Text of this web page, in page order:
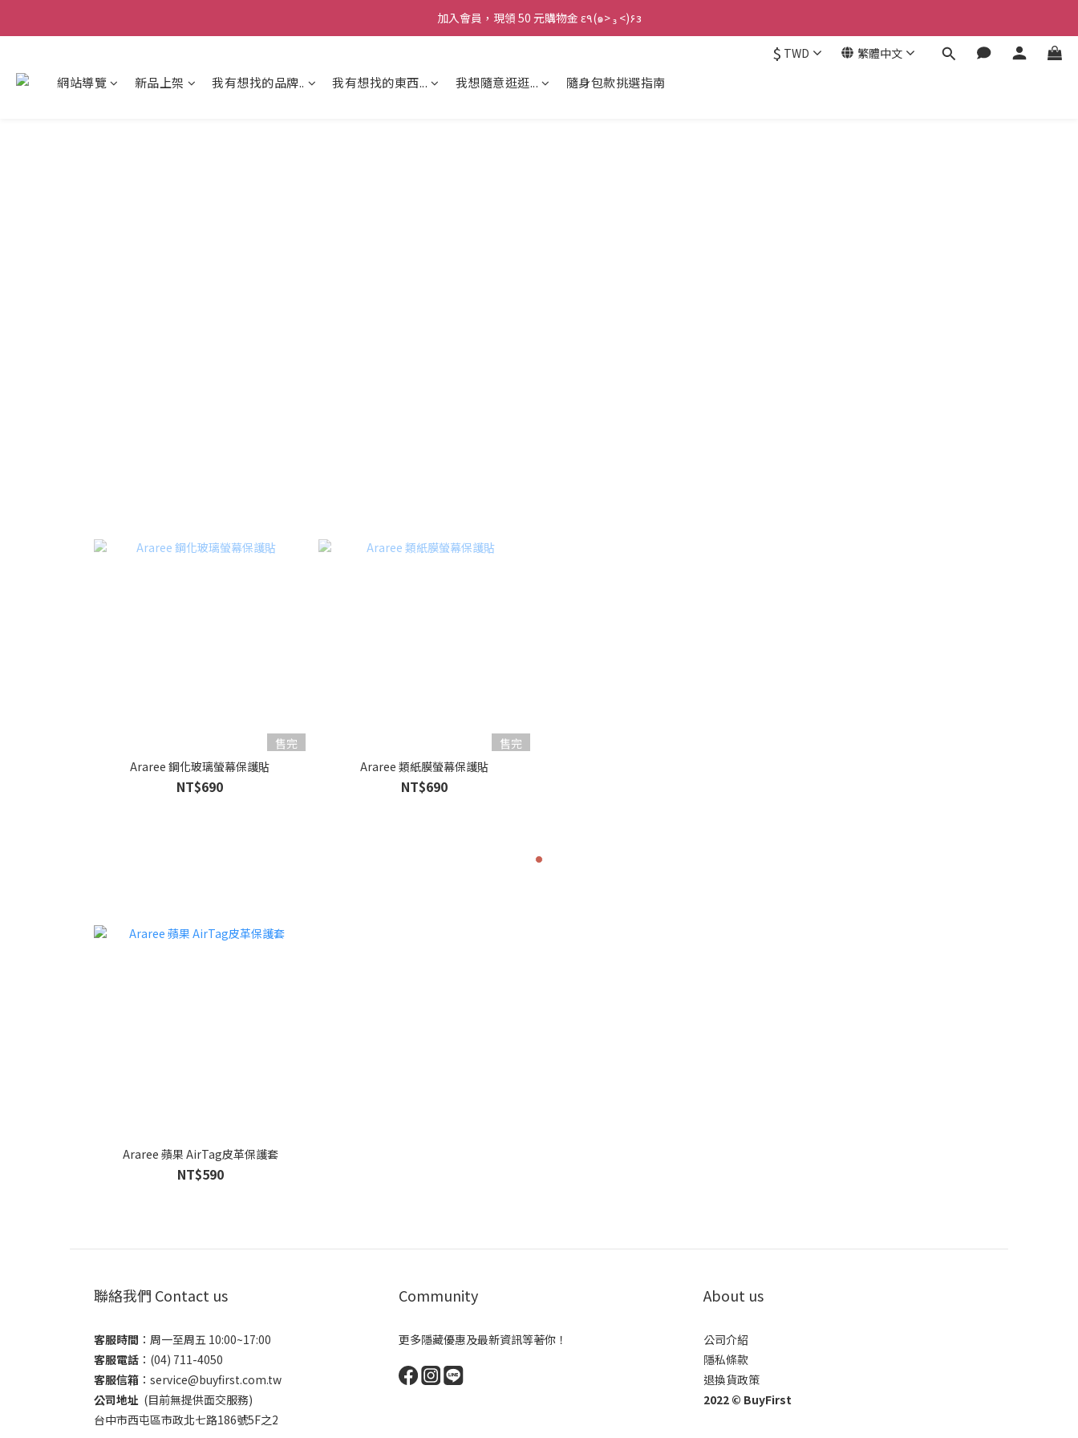
加入會員，現領 50 元購物金 ε٩(๑> ₃ <)۶з
加入會員，現領 50 元購物金 ε٩(๑> ₃ <)۶з
加入會員，現領 50 元購物金 ε٩(๑> ₃ <)۶з
$ TWD 繁體中文
網站導覽 新品上架 我有想找的品牌.. 我有想找的東西... 我想隨意逛逛... 隨身包款挑選指南
售完
Araree 鋼化玻璃螢幕保護貼
NT$690
售完
Araree 類紙膜螢幕保護貼
NT$690
Araree 蘋果 AirTag皮革保護套
NT$590
聯絡我們 Contact us
客服時間 ：​周一至周五 10:00~17:00
客服電話 ​：(04) 711-4050
客服信箱 ：​service@buyfirst.com.tw
公司地址 (目前無提供面交服務) ​
台中市西屯區市政北七路186號5F之2
Community
更多隱藏優惠及最新資訊等著你！
About us
公司介紹
隱私條款
退換貨政策
2022 © BuyFirst